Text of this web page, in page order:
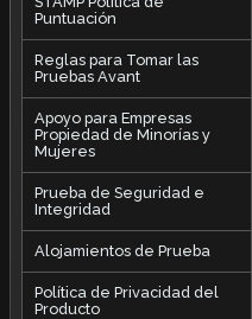
Puntuación
Reglas para Tomar las
Pruebas Avant
Apoyo para Empresas
Propiedad de Minorías y
Mujeres
Prueba de Seguridad e
Integridad
Alojamientos de Prueba
Política de Privacidad del
Producto